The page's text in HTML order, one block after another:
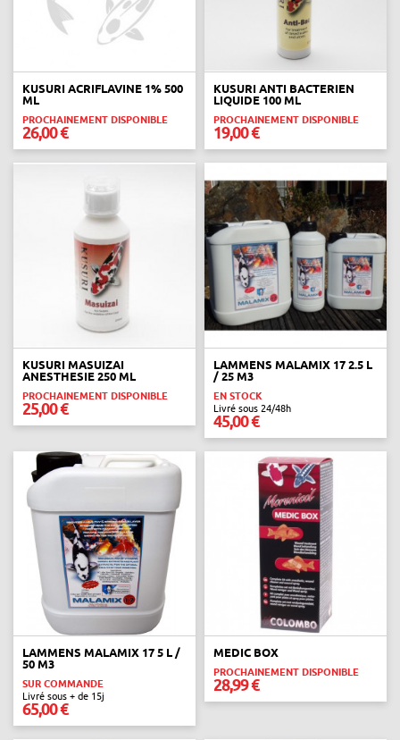
KUSURI ACRIFLAVINE 1% 500
ML
PROCHAINEMENT DISPONIBLE
26,00 €
KUSURI ANTI BACTERIEN
LIQUIDE 100 ML
PROCHAINEMENT DISPONIBLE
19,00 €
KUSURI MASUIZAI
ANESTHESIE 250 ML
PROCHAINEMENT DISPONIBLE
25,00 €
LAMMENS MALAMIX 17 2.5 L
/ 25 M3
EN STOCK
Livré sous 24/48h
45,00 €
LAMMENS MALAMIX 17 5 L /
50 M3
SUR COMMANDE
Livré sous + de 15j
65,00 €
MEDIC BOX
PROCHAINEMENT DISPONIBLE
28,99 €